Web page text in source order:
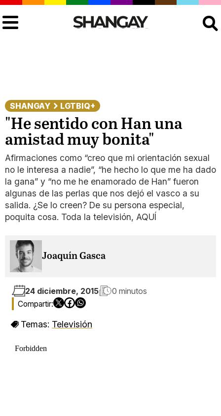
SHANGAY LGTBIQ+
"He sentido con Han una
amistad muy bonita"
Afirmaciones como “creo que mi orientación sexual
no le interesa a nadie”, “he hecho lo que me ha dado
la gana” y “no me he enamorado de Han” fueron
algunas de las perlas que nos dejó el vasco a su
salida. ¿Se lo creen? De su persona especial,
poquita cosa. Toda la televisión, AQUÍ
Joaquín Gasca
24 diciembre, 2015 0 minutos
Temas: Televisión